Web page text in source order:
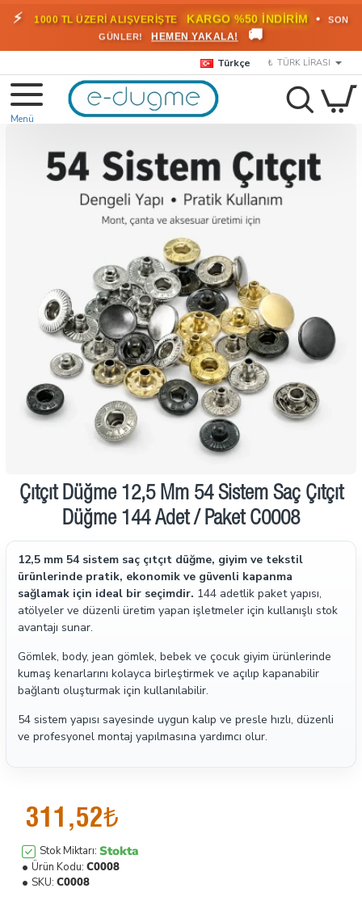
⚡ 1000 TL ÜZERİ ALIŞVERİŞTE KARGO %50 İNDİRİM •
SON
GÜNLER!
HEMEN YAKALA! 🚚
Türkçe ₺ TÜRK LIRASI
Çıtçıt Düğme 12,5 Mm 54 Sistem Saç Çıtçıt
Düğme 144 Adet / Paket C0008
12,5 mm 54 sistem saç çıtçıt düğme, giyim ve tekstil
ürünlerinde pratik, ekonomik ve güvenli kapanma
sağlamak için ideal bir seçimdir. 144 adetlik paket yapısı,
atölyeler ve düzenli üretim yapan işletmeler için kullanışlı stok
avantajı sunar.
Gömlek, body, jean gömlek, bebek ve çocuk giyim ürünlerinde
kumaş kenarlarını kolayca birleştirmek ve açılıp kapanabilir
bağlantı oluşturmak için kullanılabilir.
54 sistem yapısı sayesinde uygun kalıp ve presle hızlı, düzenli
ve profesyonel montaj yapılmasına yardımcı olur.
311,52₺
Stok Miktarı: Stokta
Ürün Kodu: C0008
SKU: C0008